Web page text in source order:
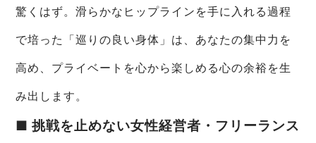
驚くはず。滑らかなヒップラインを手に入れる過程
で培った「巡りの良い身体」は、あなたの集中力を
高め、プライベートを心から楽しめる心の余裕を生
み出します。
■ 挑戦を止めない女性経営者・フリーランス